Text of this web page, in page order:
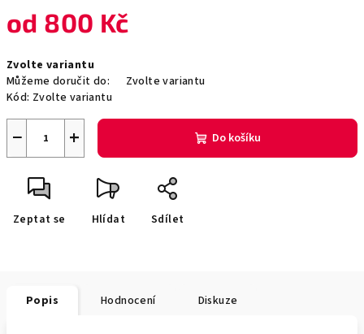
od 800 Kč
cena:
Zvolte variantu
Můžeme doručit do:
Zvolte variantu
Kód: Zvolte variantu
+
− Do košíku
Zeptat se Hlídat Sdílet
Popis Hodnocení Diskuze